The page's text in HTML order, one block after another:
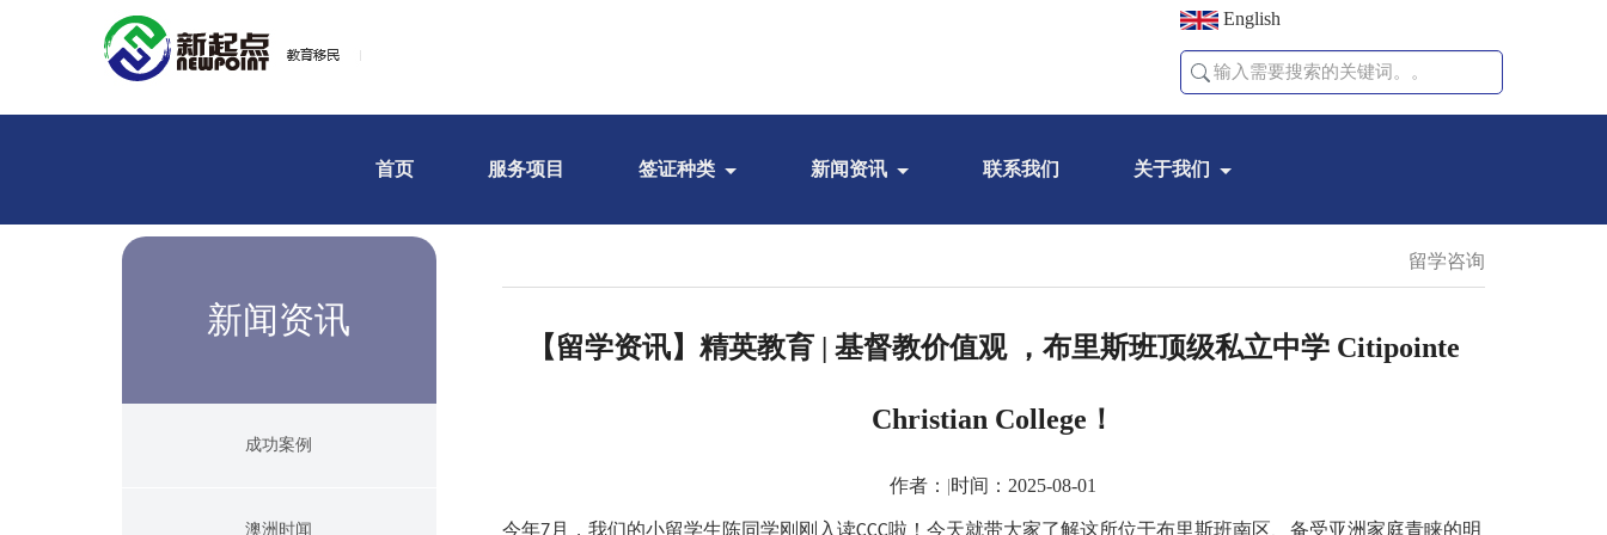
English
首页 服务项目 签证种类 新闻资讯 联系我们 关于我们
新闻资讯
成功案例
澳洲时闻
留学咨询
【留学资讯】精英教育 | 基督教价值观 ，布里斯班顶级私立中学 Citipointe
Christian College！
作者： |时间：2025-08-01
今年 月，我们的小留学生陈同学刚刚入读 啦！今天就带大家了解这所位于布里斯班南区、备受亚洲家庭青睐的明